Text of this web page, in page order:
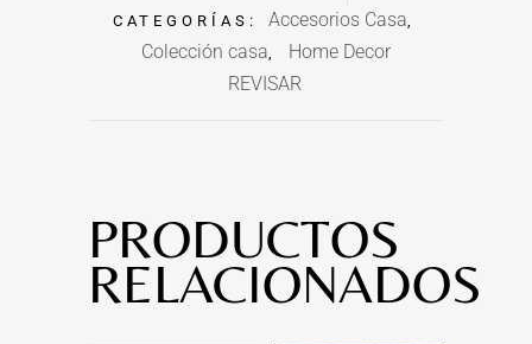
CATEGORÍAS: Accesorios Casa
Colección casa
Home Decor
REVISAR
PRODUCTOS
RELACIONADOS